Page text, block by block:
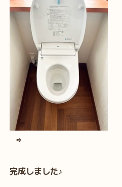
➪
完成しました♪